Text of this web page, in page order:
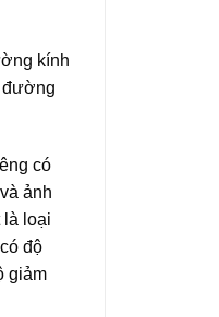
kính
đường
có
ảnh
là loại
độ
giảm